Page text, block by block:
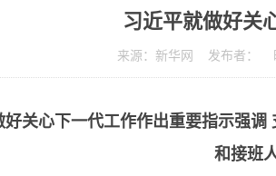
习近平就做好关
来源：新华网 发布者：
好关心下一代工作作出重要指示强
和接班